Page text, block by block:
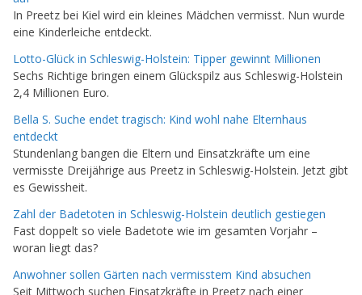
In Preetz bei Kiel wird ein kleines Mädchen vermisst. Nun wurde
eine Kinderleiche entdeckt.
Lotto-Glück in Schleswig-Holstein: Tipper gewinnt Millionen
Sechs Richtige bringen einem Glückspilz aus Schleswig-Holstein
2,4 Millionen Euro.
Bella S. Suche endet tragisch: Kind wohl nahe Elternhaus
entdeckt
Stundenlang bangen die Eltern und Einsatzkräfte um eine
vermisste Dreijährige aus Preetz in Schleswig-Holstein. Jetzt gibt
es Gewissheit.
Zahl der Badetoten in Schleswig-Holstein deutlich gestiegen
Fast doppelt so viele Badetote wie im gesamten Vorjahr –
woran liegt das?
Anwohner sollen Gärten nach vermisstem Kind absuchen
Seit Mittwoch suchen Einsatzkräfte in Preetz nach einer